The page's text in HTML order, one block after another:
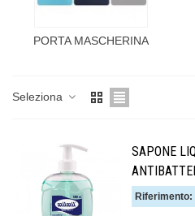
PORTA MASCHERINA
Seleziona
SAPONE
Riferimento: